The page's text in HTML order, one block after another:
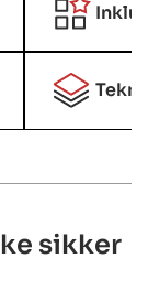
sikker